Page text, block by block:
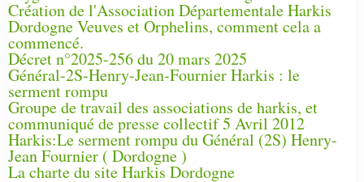
Création de l'Association Départementale Harkis
Dordogne Veuves et Orphelins, comment cela a
commencé.
Décret n°2025-256 du 20 mars 2025
Général-2S-Henry-Jean-Fournier Harkis : le
serment rompu
Groupe de travail des associations de harkis, et
communiqué de presse collectif 5 Avril 2012
Harkis:Le serment rompu du Général (2S) Henry-
Jean Fournier ( Dordogne )
La charte du site Harkis Dordogne